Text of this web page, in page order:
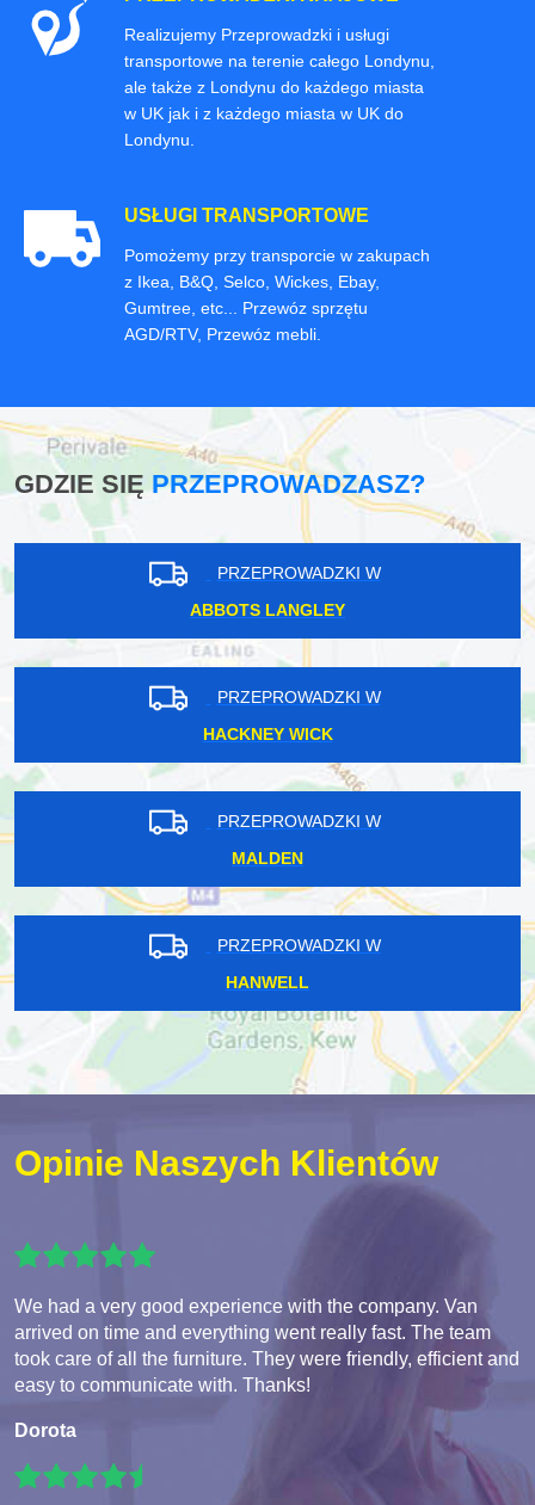
Realizujemy Przeprowadzki i usługi
transportowe na terenie całego Londynu,
ale także z Londynu do każdego miasta
w UK jak i z każdego miasta w UK do
Londynu.
USŁUGI TRANSPORTOWE
Pomożemy przy transporcie w zakupach
z Ikea, B&Q, Selco, Wickes, Ebay,
Gumtree, etc... Przewóz sprzętu
AGD/RTV, Przewóz mebli.
GDZIE SIĘPRZEPROWADZASZ?
PRZEPROWADZKI W
ABBOTS LANGLEY
PRZEPROWADZKI W
HACKNEY WICK
PRZEPROWADZKI W
MALDEN
PRZEPROWADZKI W
HANWELL
Opinie Naszych Klientów
We had a very good experience with the company. Van
arrived on time and everything went really fast. The team
took care of all the furniture. They were friendly, efficient and
easy to communicate with. Thanks!
Dorota